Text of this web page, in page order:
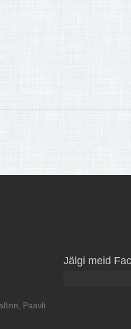
Paavli
Jälgi meid